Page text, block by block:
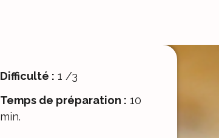
Difficulté : 1 /3
Temps de préparation : 10
min.